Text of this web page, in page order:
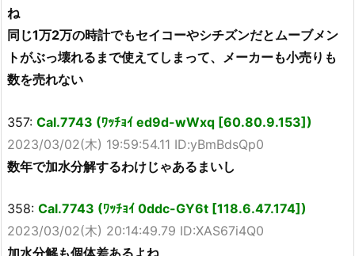
ね
同じ1万2万の時計でもセイコーやシチズンだとムーブメン
トがぶっ壊れるまで使えてしまって、メーカーも小売りも
数を売れない
357: Cal.7743 (ﾜｯﾁｮｲ ed9d-wWxq [60.80.9.153])
2023/03/02(木) 19:59:54.11 ID:yBmBdsQp0
数年で加水分解するわけじゃあるまいし
358: Cal.7743 (ﾜｯﾁｮｲ 0ddc-GY6t [118.6.47.174])
2023/03/02(木) 20:14:49.79 ID:XAS67i4Q0